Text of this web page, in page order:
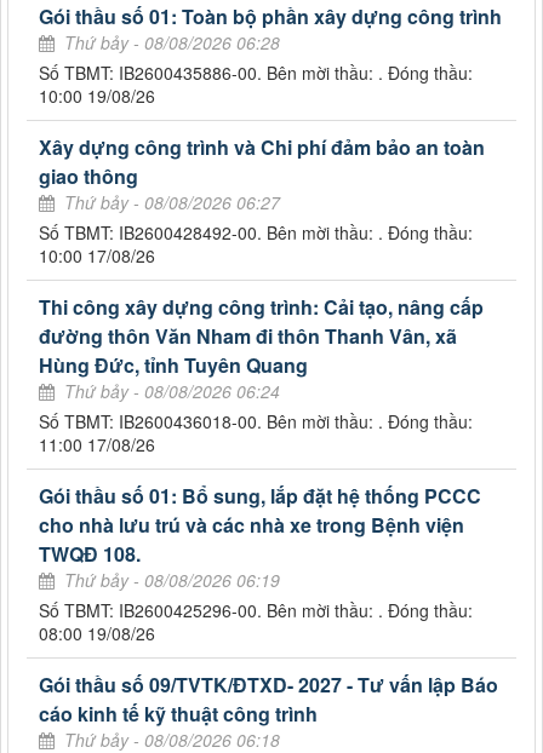
Gói thầu số 01: Toàn bộ phần xây dựng công trình
Thứ bảy - 08/08/2026 06:28
Số TBMT: IB2600435886-00. Bên mời thầu: . Đóng thầu:
10:00 19/08/26
Xây dựng công trình và Chi phí đảm bảo an toàn
giao thông
Thứ bảy - 08/08/2026 06:27
Số TBMT: IB2600428492-00. Bên mời thầu: . Đóng thầu:
10:00 17/08/26
Thi công xây dựng công trình: Cải tạo, nâng cấp
đường thôn Văn Nham đi thôn Thanh Vân, xã
Hùng Đức, tỉnh Tuyên Quang
Thứ bảy - 08/08/2026 06:24
Số TBMT: IB2600436018-00. Bên mời thầu: . Đóng thầu:
11:00 17/08/26
Gói thầu số 01: Bổ sung, lắp đặt hệ thống PCCC
cho nhà lưu trú và các nhà xe trong Bệnh viện
TWQĐ 108.
Thứ bảy - 08/08/2026 06:19
Số TBMT: IB2600425296-00. Bên mời thầu: . Đóng thầu:
08:00 19/08/26
Gói thầu số 09/TVTK/ĐTXD- 2027 - Tư vấn lập Báo
cáo kinh tế kỹ thuật công trình
Thứ bảy - 08/08/2026 06:18